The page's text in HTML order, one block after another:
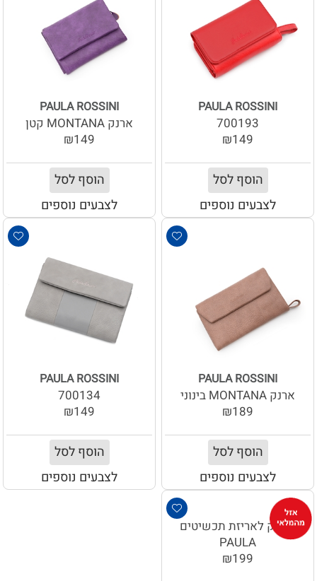
PAULA ROSSINI
700193
₪149
הוסף לסל
לצבעים נוספים
PAULA ROSSINI
ארנק MONTANA קטן
₪149
הוסף לסל
לצבעים נוספים
PAULA ROSSINI
ארנק MONTANA בינוני
₪189
הוסף לסל
לצבעים נוספים
PAULA ROSSINI
700134
₪149
הוסף לסל
לצבעים נוספים
נרתיק לאריזת תכשיטים
PAULA
₪199